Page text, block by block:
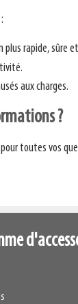
plus rapide, sûre
aux charges.
?
toutes vos